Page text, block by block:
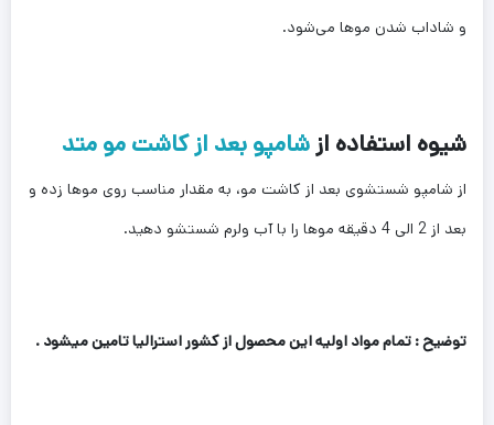
و شاداب شدن موها می‌شود.
شیوه استفاده از شامپو بعد از کاشت مو متد
از شامپو شستشوی بعد از کاشت مو، به مقدار مناسب روی موها زده و
بعد از 2 الی 4 دقیقه موها را با آب ولرم شستشو دهید.
توضیح : تمام مواد اولیه این محصول از کشور استرالیا تامین میشود .